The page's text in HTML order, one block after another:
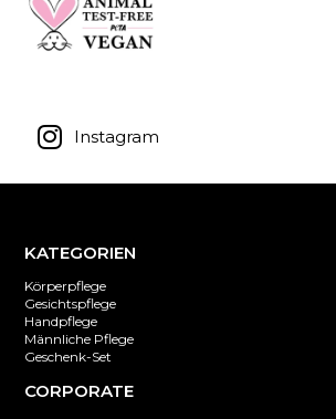
Instagram
KATEGORIEN
Körperpflege
Gesichtspflege
Handpflege
Männliche Pflege
Geschenk-Set
CORPORATE